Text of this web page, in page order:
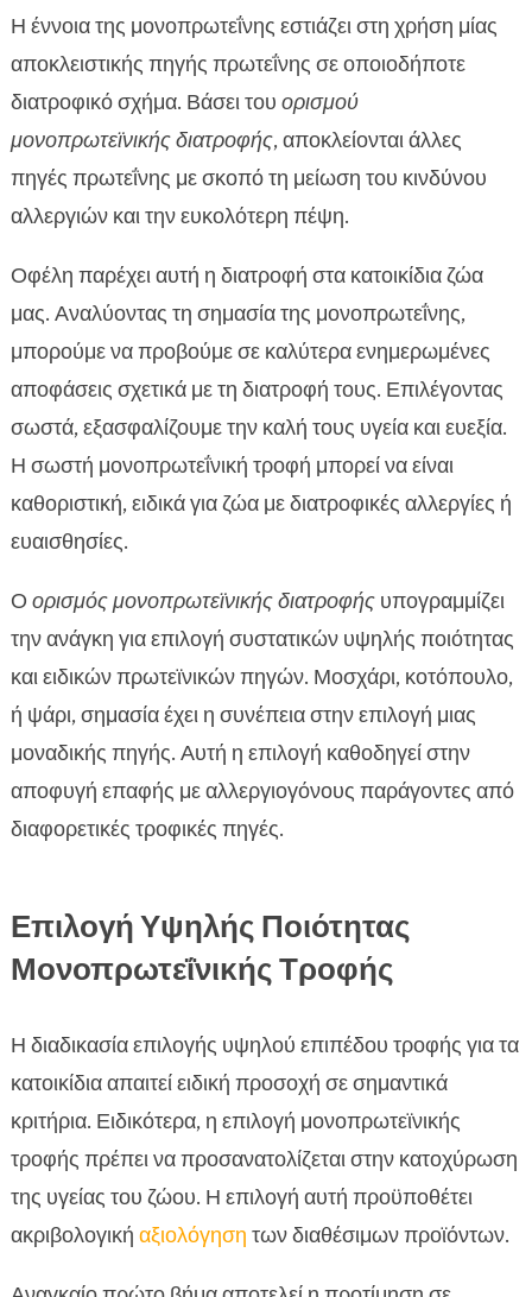
Η έννοια της μονοπρωτεΐνης εστιάζει στη χρήση μίας
αποκλειστικής πηγής πρωτεΐνης σε οποιοδήποτε
διατροφικό σχήμα. Βάσει του ορισμού
μονοπρωτεϊνικής διατροφής, αποκλείονται άλλες
πηγές πρωτεΐνης με σκοπό τη μείωση του κινδύνου
αλλεργιών και την ευκολότερη πέψη.
Οφέλη παρέχει αυτή η διατροφή στα κατοικίδια ζώα
μας. Αναλύοντας τη σημασία της μονοπρωτεΐνης,
μπορούμε να προβούμε σε καλύτερα ενημερωμένες
αποφάσεις σχετικά με τη διατροφή τους. Επιλέγοντας
σωστά, εξασφαλίζουμε την καλή τους υγεία και ευεξία.
Η σωστή μονοπρωτεΐνική τροφή μπορεί να είναι
καθοριστική, ειδικά για ζώα με διατροφικές αλλεργίες ή
ευαισθησίες.
Ο ορισμός μονοπρωτεϊνικής διατροφήςυπογραμμίζει
την ανάγκη για επιλογή συστατικών υψηλής ποιότητας
και ειδικών πρωτεϊνικών πηγών. Μοσχάρι, κοτόπουλο,
ή ψάρι, σημασία έχει η συνέπεια στην επιλογή μιας
μοναδικής πηγής. Αυτή η επιλογή καθοδηγεί στην
αποφυγή επαφής με αλλεργιογόνους παράγοντες από
διαφορετικές τροφικές πηγές.
Επιλογή Υψηλής Ποιότητας
Μονοπρωτεΐνικής Τροφής
Η διαδικασία επιλογής υψηλού επιπέδου τροφής για τα
κατοικίδια απαιτεί ειδική προσοχή σε σημαντικά
κριτήρια. Ειδικότερα, η επιλογή μονοπρωτεϊνικής
τροφής πρέπει να προσανατολίζεται στην κατοχύρωση
της υγείας του ζώου. Η επιλογή αυτή προϋποθέτει
ακριβολογική αξιολόγηση των διαθέσιμων προϊόντων.